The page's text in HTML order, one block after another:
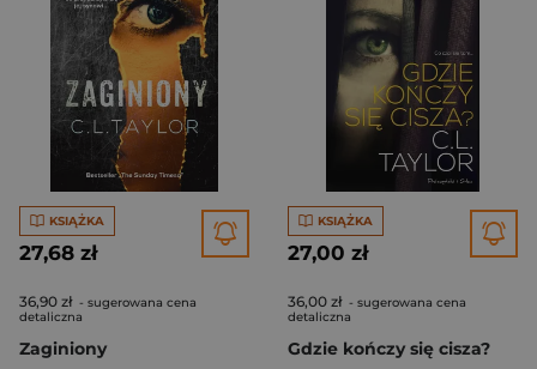
KSIĄŻKA
27,68 zł
36,90 zł - sugerowana cena
detaliczna
Zaginiony
KSIĄŻKA
27,00 zł
36,00 zł - sugerowana cena
detaliczna
Gdzie kończy się cisza?